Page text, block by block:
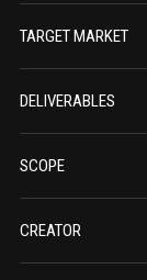
TARGET MARKET
DELIVERABLES
SCOPE
CREATOR